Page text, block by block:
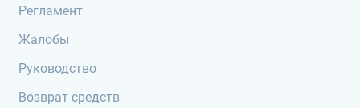
Регламент
Жалобы
Руководство
Возврат средств